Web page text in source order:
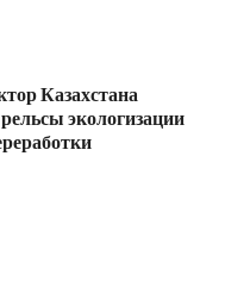
Казахстана
экологизации